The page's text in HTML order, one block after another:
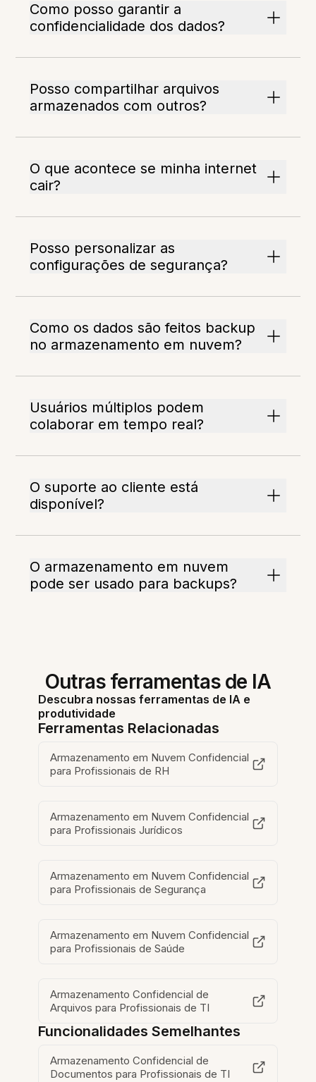
Como posso garantir a
confidencialidade dos dados?
Posso compartilhar arquivos
armazenados com outros?
O que acontece se minha internet
cair?
Posso personalizar as
configurações de segurança?
Como os dados são feitos backup
no armazenamento em nuvem?
Usuários múltiplos podem
colaborar em tempo real?
O suporte ao cliente está
disponível?
O armazenamento em nuvem
pode ser usado para backups?
Outras ferramentas de IA
Descubra nossas ferramentas de IA e
produtividade
Ferramentas Relacionadas
Armazenamento em Nuvem Confidencial
para Profissionais de RH
Armazenamento em Nuvem Confidencial
para Profissionais Jurídicos
Armazenamento em Nuvem Confidencial
para Profissionais de Segurança
Armazenamento em Nuvem Confidencial
para Profissionais de Saúde
Armazenamento Confidencial de
Arquivos para Profissionais de TI
Funcionalidades Semelhantes
Armazenamento Confidencial de
Documentos para Profissionais de TI